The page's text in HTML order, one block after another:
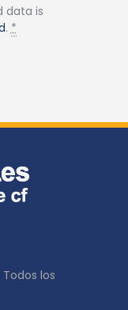
data is
.*
los